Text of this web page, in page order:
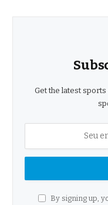
Get the latest
By signing up,